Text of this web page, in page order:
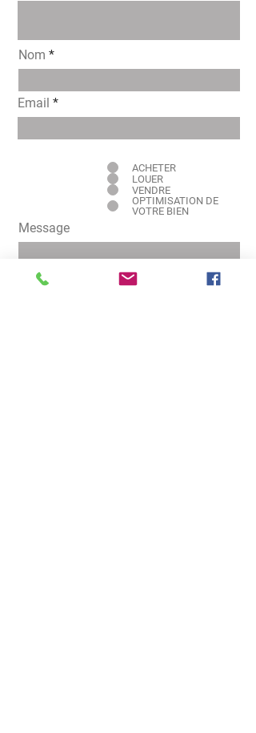
Nom
Email
ACHETER
LOUER
VENDRE
OPTIMISATION DE
VOTRE BIEN
Message